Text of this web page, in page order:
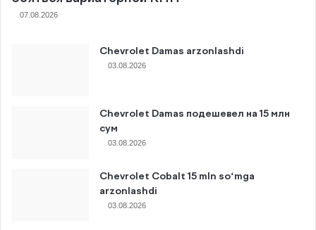
07.08.2026
Chevrolet Damas arzonlashdi
03.08.2026
Chevrolet Damas подешевел на 15 млн
сум
03.08.2026
Chevrolet Cobalt 15 mln so‘mga
arzonlashdi
03.08.2026